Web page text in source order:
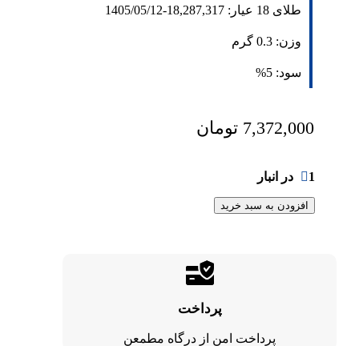
طلای 18 عیار: 18,287,317
-
1405/05/12
وزن: 0.3 گرم
سود: 5%
7,372,000 تومان
1 در انبار
افزودن به سبد خرید
پرداخت
پرداخت امن از درگاه مطمعن